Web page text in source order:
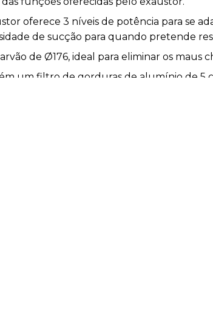
oferece 3 níveis de potência para se
de sucção para quando pretende
de Ø176, ideal para eliminar os maus
um filtro de gorduras de alumínio de 5
que está a funcionar.
controlado por gestos das mãos.